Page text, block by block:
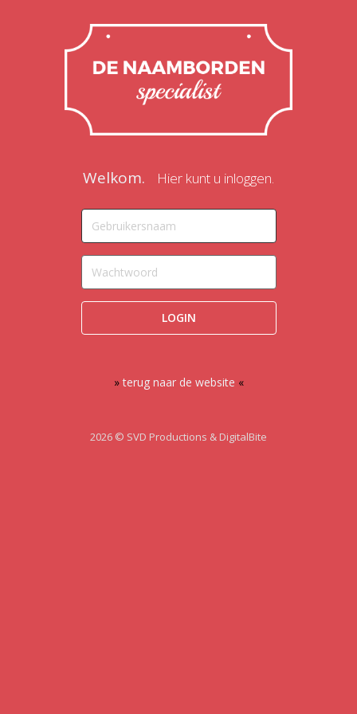
Welkom. Hier kunt u inloggen.
LOGIN
»terug naar de website «
2026 © SVD Productions & DigitalBite